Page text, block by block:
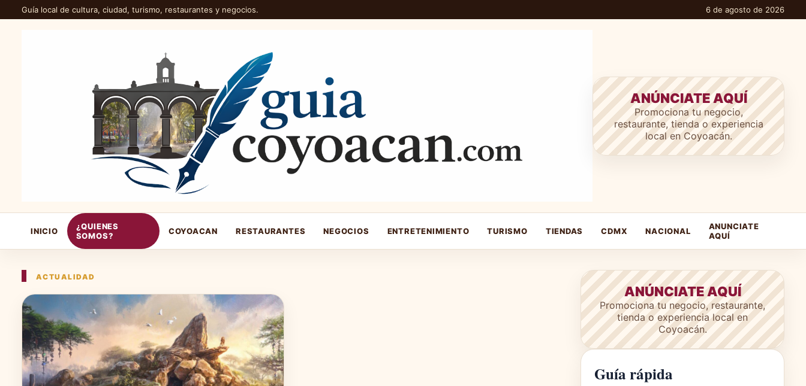
Guía local de cultura, ciudad, turismo, restaurantes y negocios. 6 de agosto de 2026
ANÚNCIATE AQUÍ
Promociona tu negocio,
restaurante, tienda o experiencia
local en Coyoacán.
INICIO
¿QUIENES
SOMOS?
COYOACAN RESTAURANTES NEGOCIOS ENTRETENIMIENTO TURISMO TIENDAS CDMX NACIONAL
ANUNCIATE
AQUÍ
ACTUALIDAD
ANÚNCIATE AQUÍ
Promociona tu negocio, restaurante,
tienda o experiencia local en
Coyoacán.
Guía rápida